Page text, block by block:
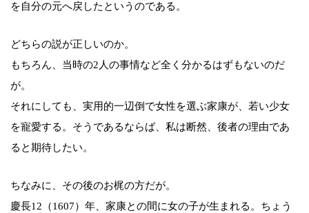
を自分の元へ戻したというのである。
どちらの説が正しいのか。
もちろん、当時の2人の事情など全く分かるはずもないのだ
が。
それにしても、実用的一辺倒で女性を選ぶ家康が、若い少女
を寵愛する。そうであるならば、私は断然、後者の理由であ
ると期待したい。
ちなみに、その後のお梶の方だが。
慶長12（1607）年、家康との間に女の子が生まれる。ちょう